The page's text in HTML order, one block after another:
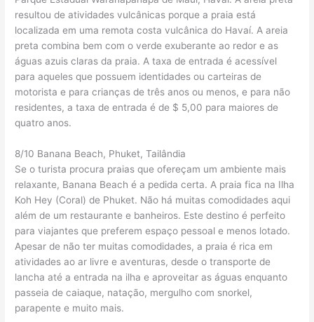
resultou de atividades vulcânicas porque a praia está
localizada em uma remota costa vulcânica do Havaí. A areia
preta combina bem com o verde exuberante ao redor e as
águas azuis claras da praia. A taxa de entrada é acessível
para aqueles que possuem identidades ou carteiras de
motorista e para crianças de três anos ou menos, e para não
residentes, a taxa de entrada é de $ 5,00 para maiores de
quatro anos.
8/10 Banana Beach, Phuket, Tailândia
Se o turista procura praias que ofereçam um ambiente mais
relaxante, Banana Beach é a pedida certa. A praia fica na Ilha
Koh Hey (Coral) de Phuket. Não há muitas comodidades aqui
além de um restaurante e banheiros. Este destino é perfeito
para viajantes que preferem espaço pessoal e menos lotado.
Apesar de não ter muitas comodidades, a praia é rica em
atividades ao ar livre e aventuras, desde o transporte de
lancha até a entrada na ilha e aproveitar as águas enquanto
passeia de caiaque, natação, mergulho com snorkel,
parapente e muito mais.